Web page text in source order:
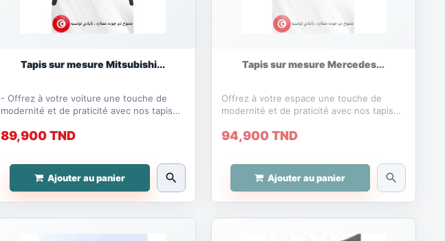
Tapis sur mesure Mitsubishi...
- Offrez à votre voiture une touche de
modernité et de praticité avec nos tapis
89,900 TND
Ajouter au panier search
Tapis sur mesure Mercedes...
Offrez à votre espace une touche de
modernité et de praticité avec nos tapis
94,900 TND
Ajouter au panier search